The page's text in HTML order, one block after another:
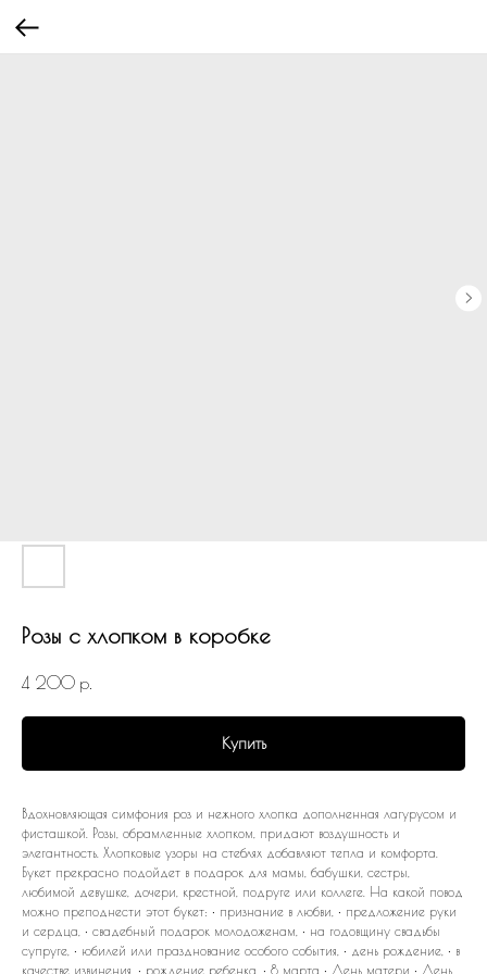
Розы с хлопком в коробке
4 200 р.
Купить
Вдохновляющая симфония роз и нежного хлопка дополненная лагурусом и
фисташкой. Розы, обрамленные хлопком, придают воздушность и
элегантность. Хлопковые узоры на стеблях добавляют тепла и комфорта.
Букет прекрасно подойдет в подарок для мамы, бабушки, сестры,
любимой девушке, дочери, крестной, подруге или коллеге. На какой повод
можно преподнести этот букет: • признание в любви, • предложение руки
и сердца, • свадебный подарок молодоженам, • на годовщину свадьбы
супруге, • юбилей или празднование особого события, • день рождение, • в
качестве извинения, • рождение ребенка. • 8 марта • День матери • День